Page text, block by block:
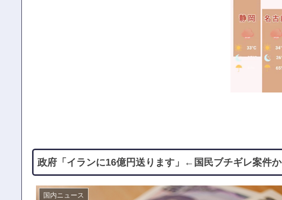
政府「イランに16億円送ります」←国民ブチギレ案件か
国内ニュース